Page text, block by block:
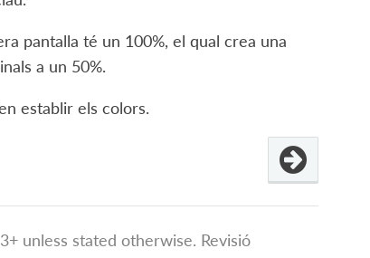
pantalla té un 100%, el qual crea una
a un 50%.
establir els colors.
unless stated otherwise. Revisió